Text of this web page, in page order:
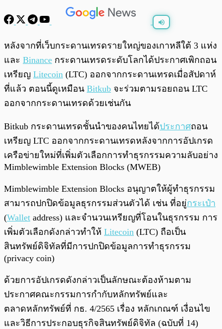
พร้อมเล่น 0:00/0:00
หลังจากที่เว็บกระดานเทรดรายใหญ่ของเกาหลีใต้ 3 แห่ง
และ Binance กระดานเทรดระดับโลกได้ประกาศเพิกถอน
เหรียญ Litecoin (LTC) ออกจากกระดานเทรดเมื่อสัปดาห์
ที่แล้ว ตอนนี้ดูเหมือน Bitkub จะร่วมตามรอยถอน LTC
ออกจากกระดานเทรดด้วยเช่นกัน
Bitkub กระดานเทรดชั้นนำของคนไทยได้ประกาศถอน
เหรียญ LTC ออกจากกระดานเทรดหลังจากการอัปเกรด
เครือข่ายใหม่ที่เพิ่มตัวเลือกการทำธุรกรรมความลับอย่าง
Mimblewimble Extension Blocks (MWEB)
Mimblewimble Extension Blocks อนุญาตให้ผู้ทำธุรกรรม
สามารถปกปิดข้อมูลธุรกรรมส่วนตัวได้ เช่น ที่อยู่กระเป๋า
(Wallet address) และจำนวนเหรียญที่โอนในธุรกรรม การ
เพิ่มตัวเลือกดังกล่าวทำให้ Litecoin (LTC) ถือเป็น
สินทรัพย์ดิจิทัลที่มีการปกปิดข้อมูลการทำธุรกรรม
(privacy coin)
ด้วยการอัปเกรดดังกล่าวเป็นลักษณะต้องห้ามตาม
ประกาศคณะกรรมการกำกับหลักทรัพย์และ
ตลาดหลักทรัพย์ที่ กธ. 4/2565 เรื่อง หลักเกณฑ์ เงื่อนไข
และวิธีการประกอบธุรกิจสินทรัพย์ดิจิทัล (ฉบับที่ 14)